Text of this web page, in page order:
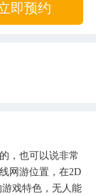
即预约
，也可以说非常
网游位置，在2D
戏特色，无人能